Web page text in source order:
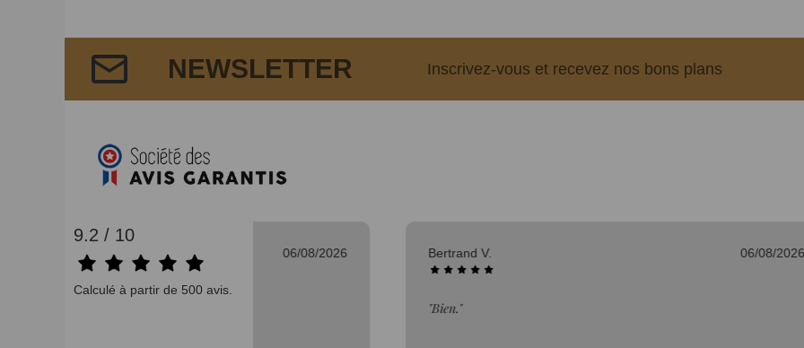
NEWSLETTER Inscrivez-vous et recevez nos bons plans
9.2 / 10
Calculé à partir de 500 avis.
06/08/2026 Bertrand V. Frédéric L.